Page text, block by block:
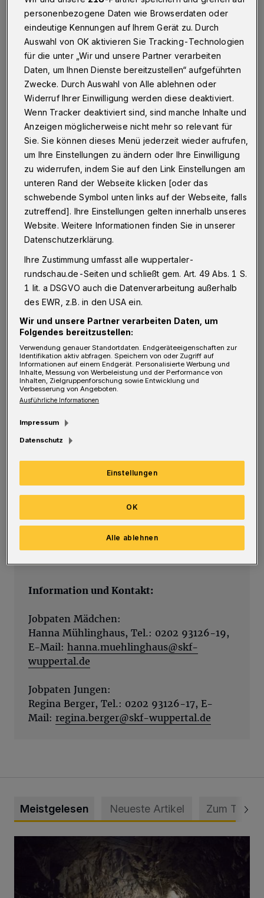
machte das Projekt Jobpaten des Sozialdienst
katholischer Frauen (SkF) Wuppertal vergangene
Woche in den City-Arkaden auf sich aufmerksam.
14.03.2016 , 11:18 Uhr Eine Minute Lesezeit
Die Aktion fand statt im Rahmen der
Kampagne "So geht Ehrenamt in Wuppertal",
die die Freiwilligenagentur Zentrum für gute
Taten, das Projekt "(M)eine Stunde für
Wuppertal" und die City-Arkaden in der
vergangenen Woche in den City-Arkaden
veranstalteten.
Derzeit betreuen beim SkF rund 18
ehrenamtliche Jobpaten Jugendliche und junge
Erwachsene in der anspruchsvollen
Lebensphase von der Schule in den Beruf. Um
der großen Nachfrage nach Betreuung beim
Einstieg in das Berufsleben nachzukommen,
sucht der SkF weiterhin Ehrenamtliche, die
Ausbildungsplatz mit Berufs- und
Lebenserfahrung, Rat und Tat zur Seite
Info
Information und Kontakt:
Jobpaten Mädchen:
Hanna Mühlinghaus, Tel.: 0202 93126-19,
E-Mail: hanna.muehlinghaus@skf-
wuppertal.de
Jobpaten Jungen:
Regina Berger, Tel.: 0202 93126-17, E-
Mail: regina.berger@skf-wuppertal.de
Meistgelesen Neueste Artikel Zum Thema
personenbezogene Daten wie Browserdaten oder
eindeutige Kennungen auf Ihrem Gerät zu. Durch
Auswahl von OK aktivieren Sie Tracking-Technologien
für die unter „Wir und unsere Partner verarbeiten
Daten, um Ihnen Dienste bereitzustellen“ aufgeführten
Zwecke. Durch Auswahl von Alle ablehnen oder
Widerruf Ihrer Einwilligung werden diese deaktiviert.
Wenn Tracker deaktiviert sind, sind manche Inhalte und
Anzeigen möglicherweise nicht mehr so relevant für
Sie. Sie können dieses Menü jederzeit wieder aufrufen,
um Ihre Einstellungen zu ändern oder Ihre Einwilligung
zu widerrufen, indem Sie auf den Link Einstellungen am
unteren Rand der Webseite klicken [oder das
schwebende Symbol unten links auf der Webseite, falls
zutreffend]. Ihre Einstellungen gelten innerhalb unseres
Website. Weitere Informationen finden Sie in unserer
Datenschutzerklärung.
Ihre Zustimmung umfasst alle wuppertaler-
rundschau.de-Seiten und schließt gem. Art. 49 Abs. 1 S.
1 lit. a DSGVO auch die Datenverarbeitung außerhalb
des EWR, z.B. in den USA ein.
Wir und unsere Partner verarbeiten Daten, um
Folgendes bereitzustellen:
Verwendung genauer Standortdaten. Endgeräteeigenschaften zur
Identifikation aktiv abfragen. Speichern von oder Zugriff auf
Informationen auf einem Endgerät. Personalisierte Werbung und
Inhalte, Messung von Werbeleistung und der Performance von
Inhalten, Zielgruppenforschung sowie Entwicklung und
Verbesserung von Angeboten.
Ausführliche Informationen
Impressum
Datenschutz
Einstellungen
Alle ablehnen
OK